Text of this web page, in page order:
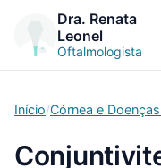
Dra. Renata
Leonel
Oftalmologista
Início Córnea e